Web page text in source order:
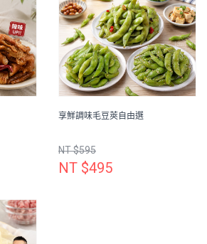
享鮮調味毛豆莢自由選
NT $595
NT $495